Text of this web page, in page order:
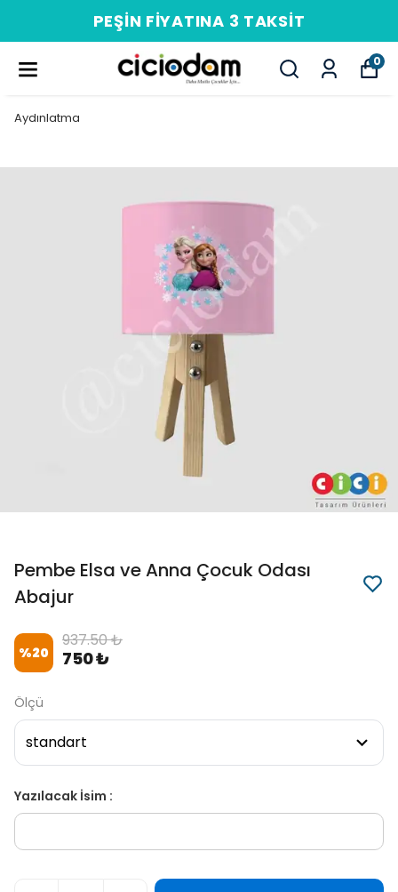
PEŞIN FIYATINA 3 TAKSIT
0
Aydınlatma
Pembe Elsa ve Anna Çocuk Odası
Abajur
%20
937.50 ₺
750 ₺
Ölçü
Yazılacak İsim :